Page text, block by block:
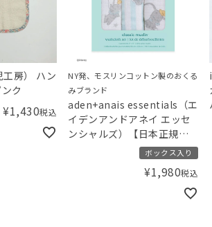
房） ハン
ク
¥1,430税込
NY発、モスリンコットン製のおくる
みブランド
aden+anais essentials（エ
イデンアンドアネイ エッセ
ンシャルズ）【日本正規
品】モスリンコットン ウォ
ッシュクロス 3枚セット デ
washcloths -dumbo- 3pk
ボックス入り
¥1,980税込